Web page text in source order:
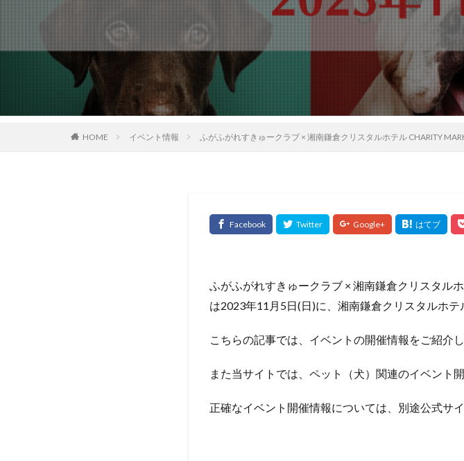
HOME イベント情報 ふがふがれすきゅークラブ × 湘南鎌倉クリスタルホテル CHARITY
ふがふがれすきゅークラブ × 湘南鎌倉クリスタル
は2023年11月5日(日)に、湘南鎌倉クリスタルホテ
こちらの記事では、イベントの開催情報をご紹介し
また当サイトでは、ペット（犬）関連のイベント
正確なイベント開催情報については、別途公式サ